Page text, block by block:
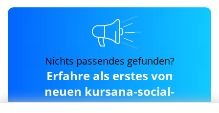
Nichts passendes gefunden?
Erfahre als erstes von
neuen kursana-social-
care-gmbh Jobs in